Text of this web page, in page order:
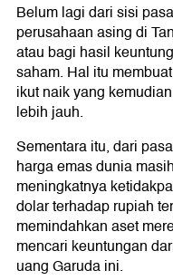
Belum lagi dari sisi
perusahaan asing di
atau bagi hasil
saham. Hal itu
ikut naik yang
lebih jauh.
Sementara itu, dari
harga emas dunia
meningkatnya
dolar terhadap rupiah
memindahkan aset
mencari keuntungan
uang Garuda ini.